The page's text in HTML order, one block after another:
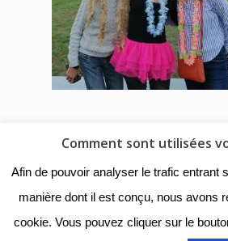
© 2018 - Collège
Navarre |Mentions
Organigramme|
Comment sont utilisées
Afin de pouvoir analyser le trafic entrant
manière dont il est conçu, nous avons
cookie. Vous pouvez cliquer sur le